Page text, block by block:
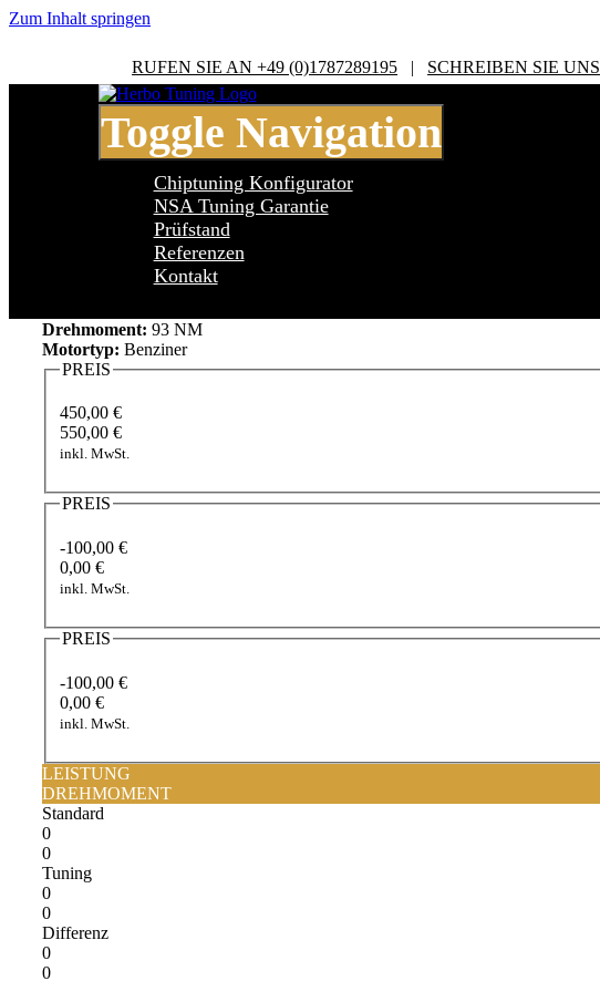
Zum Inhalt springen
RUFEN SIE AN +49 (0)1787289195 | SCHREIBEN SIE UNS
Toggle Navigation
Chiptuning Konfigurator
NSA Tuning Garantie
Prüfstand
Referenzen
Kontakt
Chevrolet Spark M300 1.0 16V
Drehmoment: 93 NM
Motortyp: Benziner
PREIS
450,00 €
550,00 €
inkl. MwSt.
PREIS
-100,00 €
0,00 €
inkl. MwSt.
PREIS
-100,00 €
0,00 €
inkl. MwSt.
LEISTUNG
DREHMOMENT
Standard
0
0
Tuning
0
0
Differenz
0
0